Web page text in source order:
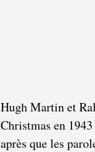
Hugh Martin et
Christmas en
après que les